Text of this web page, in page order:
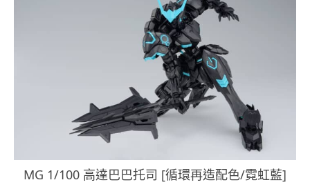
MG 1/100 高達巴巴托司 [循環再造配色/霓虹藍]